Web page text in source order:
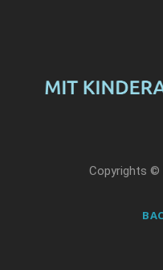
Copyrights ©